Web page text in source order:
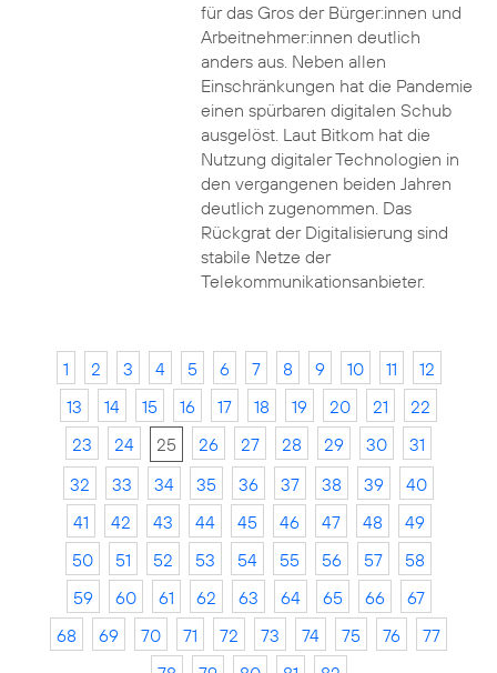
für das Gros der Bürger:innen und
Arbeitnehmer:innen deutlich
anders aus. Neben allen
Einschränkungen hat die Pandemie
einen spürbaren digitalen Schub
ausgelöst. Laut Bitkom hat die
Nutzung digitaler Technologien in
den vergangenen beiden Jahren
deutlich zugenommen. Das
Rückgrat der Digitalisierung sind
stabile Netze der
Telekommunikationsanbieter.
1 2 3 4 5 6 7 8 9 10 11
12
13
14 15 16 17 18 19 20 21
22
23
24 25 26 27 28 29 30
31
32
33 34 35 36 37 38 39
40
41
42 43 44 45 46 47 48
49
50
51 52 53 54 55 56 57
58
59
60 61 62 63 64 65 66
67
68
69 70 71 72 73 74 75 76
77